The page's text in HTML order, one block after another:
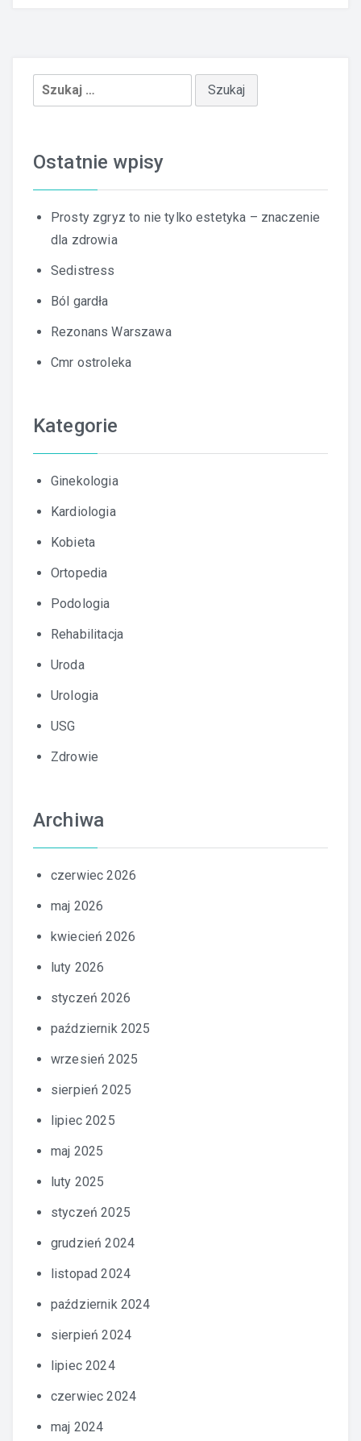
Szukaj:
Ostatnie wpisy
Prosty zgryz to nie tylko estetyka – znaczenie
dla zdrowia
Sedistress
Ból gardła
Rezonans Warszawa
Cmr ostroleka
Kategorie
Ginekologia
Kardiologia
Kobieta
Ortopedia
Podologia
Rehabilitacja
Uroda
Urologia
USG
Zdrowie
Archiwa
czerwiec 2026
maj 2026
kwiecień 2026
luty 2026
styczeń 2026
październik 2025
wrzesień 2025
sierpień 2025
lipiec 2025
maj 2025
luty 2025
styczeń 2025
grudzień 2024
listopad 2024
październik 2024
sierpień 2024
lipiec 2024
czerwiec 2024
maj 2024